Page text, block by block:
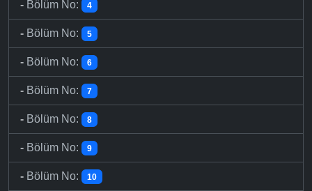
- Bölüm No: 4
- Bölüm No: 5
- Bölüm No: 6
- Bölüm No: 7
- Bölüm No: 8
- Bölüm No: 9
- Bölüm No: 10